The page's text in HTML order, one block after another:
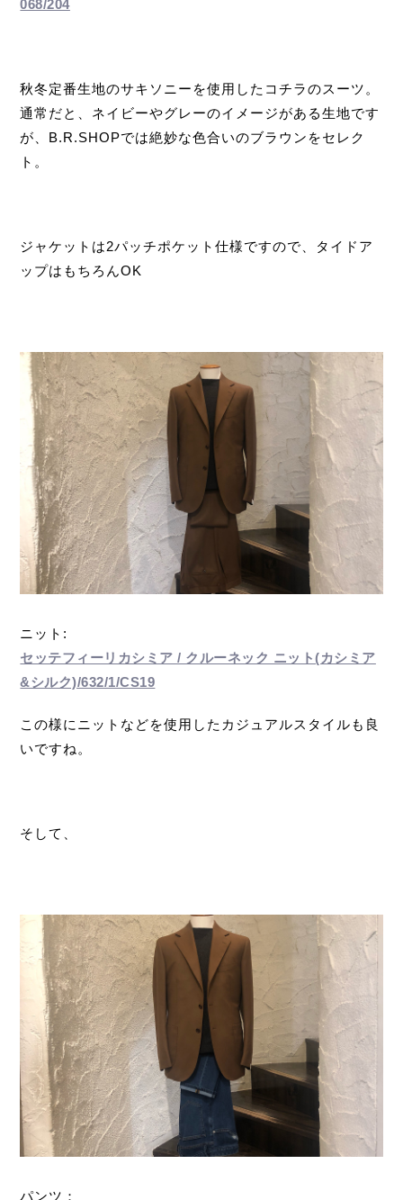
068/204
秋冬定番生地のサキソニーを使用したコチラのスーツ。
通常だと、ネイビーやグレーのイメージがある生地です
が、B.R.SHOPでは絶妙な色合いのブラウンをセレク
ト。
ジャケットは2パッチポケット仕様ですので、タイドア
ップはもちろんOK
ニット:
セッテフィーリカシミア / クルーネック ニット(カシミア
&シルク)/632/1/CS19
この様にニットなどを使用したカジュアルスタイルも良
いですね。
そして、
パンツ：